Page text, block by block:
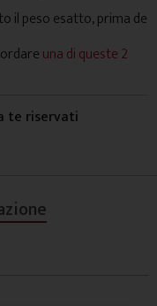
il peso esatto, prima de
una di queste 2
te riservati